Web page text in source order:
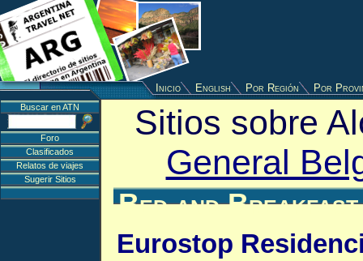
Inicio English Por Región Por
Sitios sobre
General
Bed and Breakfast
Eurostop
Buscar en ATN
Foro
Clasificados
Relatos de viajes
Sugerir Sitios